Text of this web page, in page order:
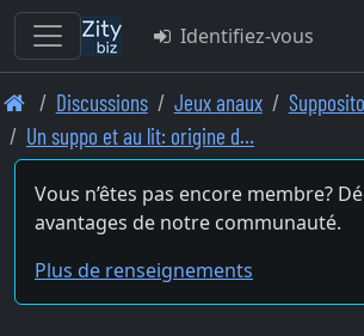
Skip
to
main
content
Identifiez-vous
Discussions Jeux anaux
Un suppo et au lit: origine d…
Vous n’êtes pas encore membre?
avantages de notre communauté.
Plus de renseignements